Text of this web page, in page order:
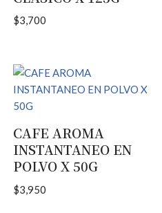
$3,700
CAFE AROMA
INSTANTANEO EN
POLVO X 50G
$3,950